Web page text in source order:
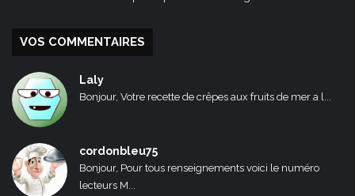
VOS COMMENTAIRES
Laly
Bonjour, Votre recette de crêpes aux fruits de mer a l...
cordonbleu75
Bonjour, Pour tous renseignements voici le numéro
lecteurs M...